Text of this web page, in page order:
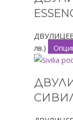
лв.)